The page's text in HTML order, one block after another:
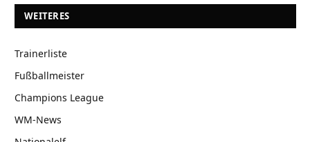
WEITERES
Trainerliste
Fußballmeister
Champions League
WM-News